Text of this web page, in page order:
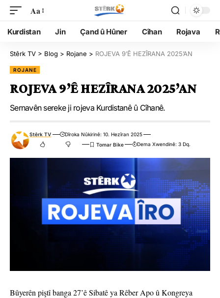
Aa
Kurdistan Jin Çand û Hûner Cîhan Rojava
Stêrk TV > Blog > Rojane > ROJEVA 9’Ê HEZÎRANA 2025’AN
ROJANE
ROJEVA 9’Ê HEZÎRANA 2025’AN
Sernavên sereke ji rojeva Kurdistanê û Cîhanê.
Stêrk TV
Dîroka Nûkirinê: 10. Hezîran 2025
Dema Xwendinê: 3 Dq.
Bûyerên piştî banga 27’ê Sibatê ya Rêber Apo û Kongreya